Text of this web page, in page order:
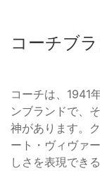
コーチブ
コーチは、1941
ンブランドで、
神があります。
ート・ヴィヴァ
しさを表現でき